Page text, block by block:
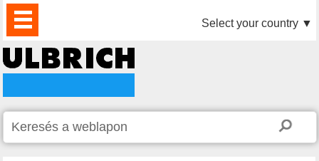
TERMÉKEK
HÍREK
LETÖLTÉS
VIDEÓK
PARTNEREINK
RÓLUNK
KAPCSOLAT Select your country ▼